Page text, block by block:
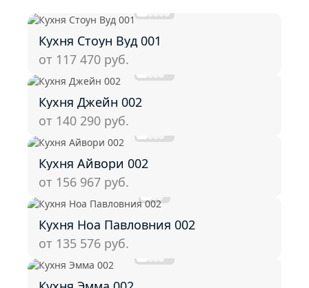
Кухня Стоун Вуд 001
от 117 470 руб.
Кухня Джейн 002
от 140 290 руб.
Кухня Айвори 002
от 156 967 руб.
Кухня Ноа Павловния 002
от 135 576 руб.